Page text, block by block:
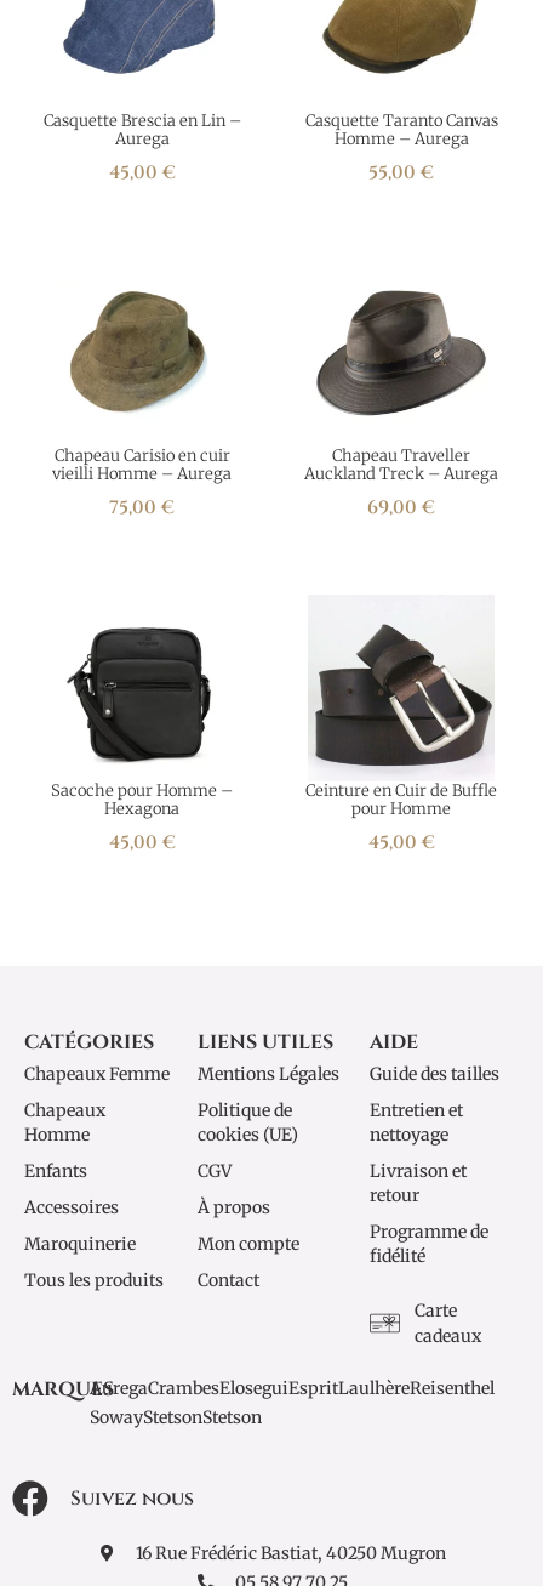
Casquette Brescia en Lin –
Aurega
45,00 €
Casquette Taranto Canvas
Homme – Aurega
55,00 €
Chapeau Carisio en cuir
vieilli Homme – Aurega
75,00 €
Chapeau Traveller
Auckland Treck – Aurega
69,00 €
Sacoche pour Homme –
Hexagona
45,00 €
Ceinture en Cuir de Buffle
pour Homme
45,00 €
CATÉGORIES
Chapeaux Femme
Chapeaux
Homme
Enfants
Accessoires
Maroquinerie
Tous les produits
LIENS UTILES
Mentions Légales
Politique de
cookies (UE)
CGV
À propos
Mon compte
Contact
AIDE
Guide des tailles
Entretien et
nettoyage
Livraison et
retour
Programme de
fidélité
Carte
cadeaux
Suivez nous
16 Rue Frédéric Bastiat, 40250 Mugron
MARQUESAuregaCrambesEloseguiEspritLaulhèreReisenthel
SowayStetsonStetson